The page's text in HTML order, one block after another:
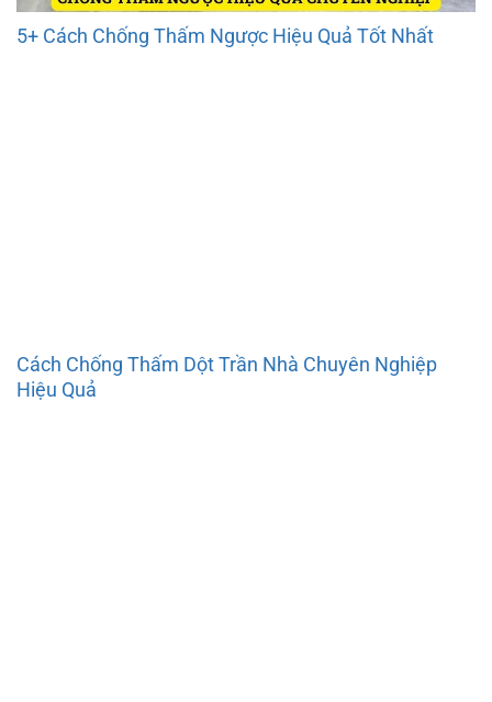
5+ Cách Chống Thấm Ngược Hiệu Quả Tốt Nhất
Cách Chống Thấm Dột Trần Nhà Chuyên Nghiệp
Hiệu Quả